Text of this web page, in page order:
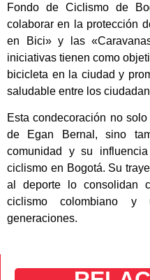
Fondo de Ciclismo de
colaborar en la protección
en Bici» y las
iniciativas tienen como
bicicleta en la ciudad y
saludable entre los
Esta condecoración no
de Egan Bernal, sino
comunidad y su
ciclismo en Bogotá. Su
al deporte lo consolidan
ciclismo colombiano y
generaciones.